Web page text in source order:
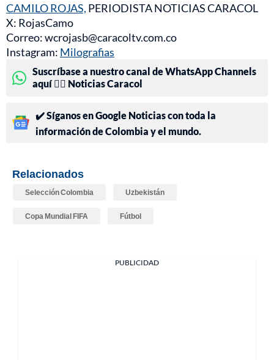
CAMILO ROJAS, PERIODISTA NOTICIAS CARACOL
X: RojasCamo
Correo: wcrojasb@caracoltv.com.co
Instagram: Milografias
Suscríbase a nuestro canal de WhatsApp Channels
aquí 👉🏻 Noticias Caracol
✔️ Síganos en Google Noticias con toda la
información de Colombia y el mundo.
Relacionados
Selección Colombia Uzbekistán
Copa Mundial FIFA Fútbol
PUBLICIDAD